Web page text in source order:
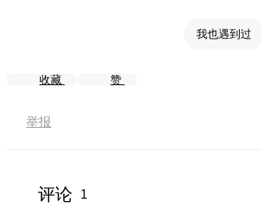
我也遇到过
收藏 赞
举报
评论 1